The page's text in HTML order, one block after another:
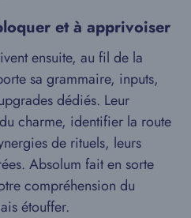
et à apprivoiser
ensuite, au fil de la
sa grammaire, inputs,
dédiés. Leur
charme, identifier la route
de rituels, leurs
Absolum fait en sorte
compréhension du
étouffer.